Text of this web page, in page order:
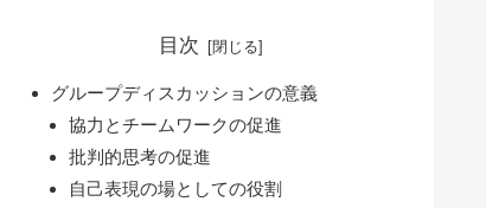
目次
グループディスカッションの意義
協力とチームワークの促進
批判的思考の促進
自己表現の場としての役割